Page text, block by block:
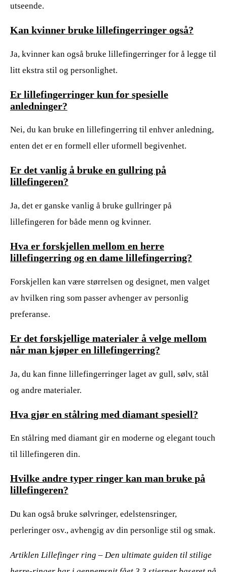
utseende.
Kan kvinner bruke lillefingerringer også?
Ja, kvinner kan også bruke lillefingerringer for å legge til
litt ekstra stil og personlighet.
Er lillefingerringer kun for spesielle
anledninger?
Nei, du kan bruke en lillefingerring til enhver anledning,
enten det er en formell eller uformell begivenhet.
Er det vanlig å bruke en gullring på
lillefingeren?
Ja, det er ganske vanlig å bruke gullringer på
lillefingeren for både menn og kvinner.
Hva er forskjellen mellom en herre
lillefingerring og en dame lillefingerring?
Forskjellen kan være størrelsen og designet, men valget
av hvilken ring som passer avhenger av personlig
preferanse.
Er det forskjellige materialer å velge mellom
når man kjøper en lillefingerring?
Ja, du kan finne lillefingerringer laget av gull, sølv, stål
og andre materialer.
Hva gjør en stålring med diamant spesiell?
En stålring med diamant gir en moderne og elegant touch
til lillefingeren din.
Hvilke andre typer ringer kan man bruke på
lillefingeren?
Du kan også bruke sølvringer, edelstensringer,
perleringer osv., avhengig av din personlige stil og smak.
Artiklen Lillefinger ring – Den ultimate guiden til stilige